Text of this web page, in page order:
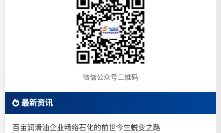
微信公众号二维码
最新资讯
百亩润滑油企业畅络石化的前世今生蜕变之路